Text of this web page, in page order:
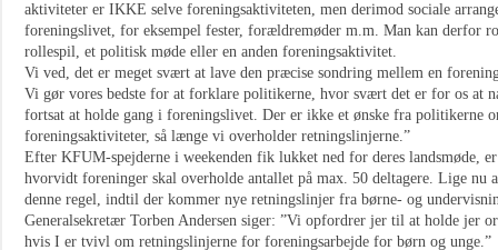
aktiviteter er IKKE selve foreningsaktiviteten, men derimod sociale
foreningslivet, for eksempel fester, forældremøder m.m. Man kan derfor
rollespil, et politisk møde eller en anden foreningsaktivitet.
Vi ved, det er meget svært at lave den præcise sondring mellem en
Vi gør vores bedste for at forklare politikerne, hvor svært det er for os at
fortsat at holde gang i foreningslivet. Der er ikke et ønske fra politikerne
foreningsaktiviteter, så længe vi overholder retningslinjerne.”
Efter KFUM-spejderne i weekenden fik lukket ned for deres landsmøde,
hvorvidt foreninger skal overholde antallet på max. 50 deltagere. Lige nu
denne regel, indtil der kommer nye retningslinjer fra børne- og
Generalsekretær Torben Andersen siger: ”Vi opfordrer jer til at holde jer
hvis I er tvivl om retningslinjerne for foreningsarbejde for børn og unge.”